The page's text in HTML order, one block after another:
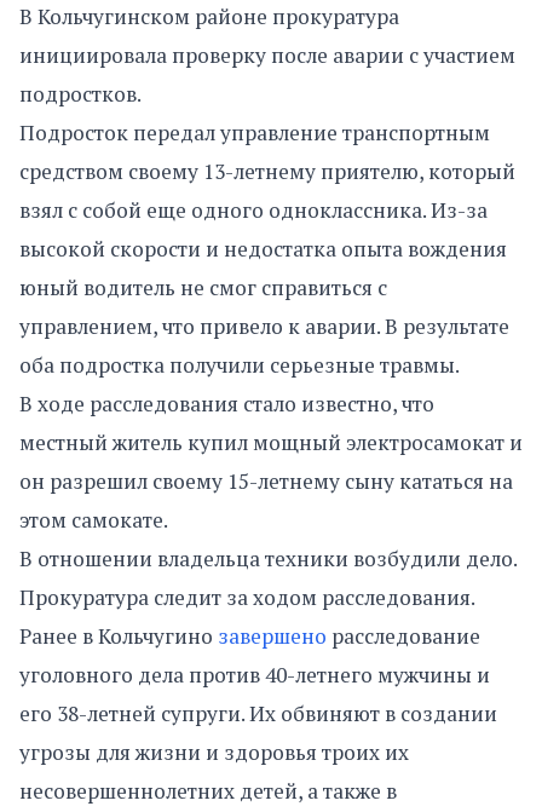
В Кольчугинском районе прокуратура
инициировала проверку после аварии с участием
подростков.
Подросток передал управление транспортным
средством своему 13-летнему приятелю, который
взял с собой еще одного одноклассника. Из-за
высокой скорости и недостатка опыта вождения
юный водитель не смог справиться с
управлением, что привело к аварии. В результате
оба подростка получили серьезные травмы.
В ходе расследования стало известно, что
местный житель купил мощный электросамокат и
он разрешил своему 15-летнему сыну кататься на
этом самокате.
В отношении владельца техники возбудили дело.
Прокуратура следит за ходом расследования.
Ранее в Кольчугино завершено расследование
уголовного дела против 40-летнего мужчины и
его 38-летней супруги. Их обвиняют в создании
угрозы для жизни и здоровья троих их
несовершеннолетних детей, а также в